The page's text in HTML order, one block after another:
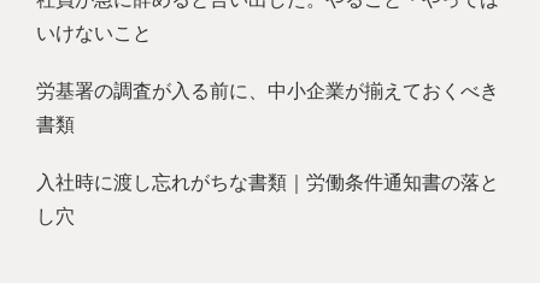
いけないこと
労基署の調査が入る前に、中小企業が揃えておくべき
書類
入社時に渡し忘れがちな書類｜労働条件通知書の落と
し穴